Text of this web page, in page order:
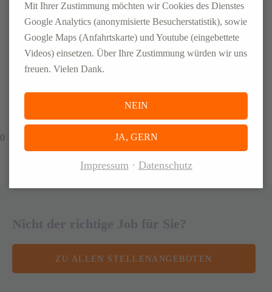
Herschelstraße 13
08060 Zwickau
+49 (0)375-3531540
0
ZU ALLEN STELLENANGEBOTEN
Mit Ihrer Zustimmung möchten wir Cookies des Dienstes
Google Analytics (anonymisierte Besucherstatistik), sowie
Google Maps (Anfahrtskarte) und Youtube (eingebettete
Videos) einsetzen. Über Ihre Zustimmung würden wir uns
freuen. Vielen Dank.
NEIN
JA, GERN
Impressum Datenschutz